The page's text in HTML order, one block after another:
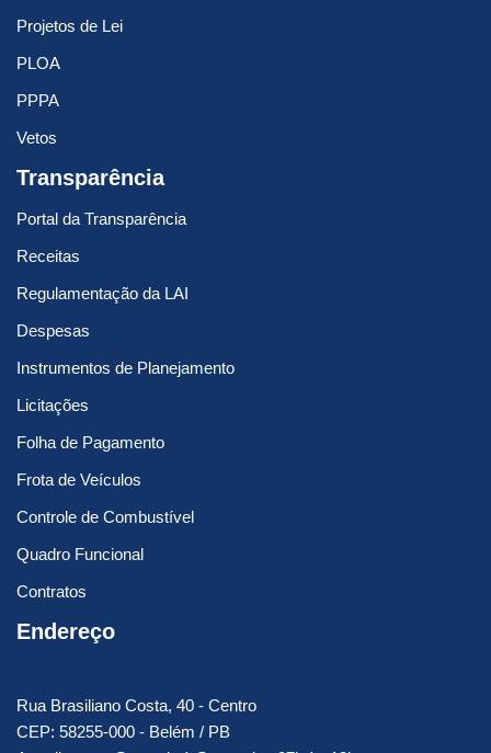
Projetos de Lei
PLOA
PPPA
Vetos
Transparência
Portal da Transparência
Receitas
Regulamentação da LAI
Despesas
Instrumentos de Planejamento
Licitações
Folha de Pagamento
Frota de Veículos
Controle de Combustível
Quadro Funcional
Contratos
Endereço
Rua Brasiliano Costa, 40 - Centro
CEP: 58255-000 - Belém / PB